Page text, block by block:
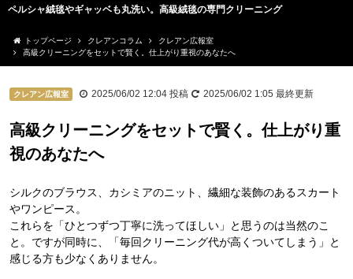
級絨毯の専門クリーニング ビーズや羽根、チュールも。洗う
トップページ クレアンコラム
クレアン広報室
高級クリーニングをセットで賢く。仕上がり重視のあなたへ
クレアン広報室 2025/06/02 12:04 投稿 2025/06/02 1:05 最終更新
高級クリーニングをセットで賢く。仕上がり重
視のあなたへ
シルクのブラウス、カシミアのニット、繊細な装飾のあるスカート
やワンピース。
これらを「ひとつずつ丁寧に洗ってほしい」と思うのは当然のこ
と。ですが同時に、「毎回クリーニング代が高くついてしまう」と
感じる方も少なくありません。